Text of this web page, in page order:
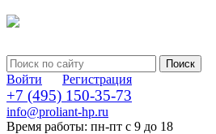
Войти Регистрация
+7 (495) 150-35-73
info@proliant-hp.ru
Время работы: пн-пт с 9 до 18